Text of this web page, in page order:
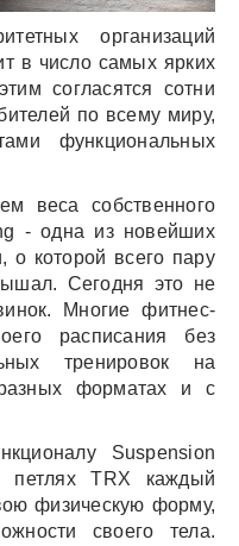
организаций
в число самых ярких
согласятся сотни
по всему миру,
функциональных
веса собственного
- одна из новейших
о которой всего пару
Сегодня это не
Многие фитнес-
расписания без
тренировок на
форматах и с
Suspension
петлях TRX каждый
физическую форму,
своего тела.